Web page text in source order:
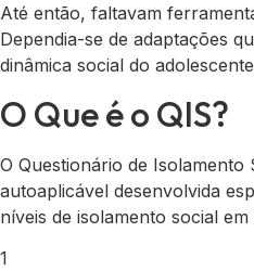
Até então, faltavam
Dependia-se de adaptações
dinâmica social do
O Que é o QIS?
O Questionário de Isolamento
autoaplicável desenvolvida
níveis de isolamento social em
1